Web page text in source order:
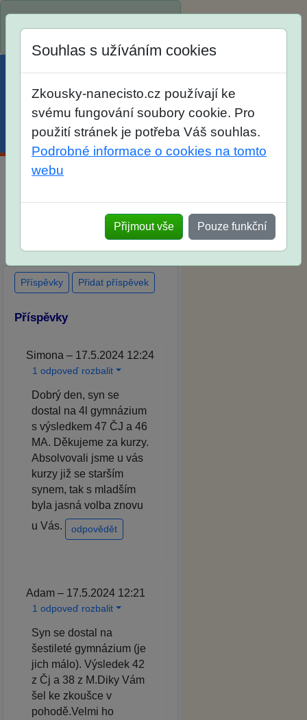
Menu Účet Košík
po skutečných přijímacích
zkouškách
Souhlas s užíváním cookies
Zkousky-nanecisto.cz používají ke
svému fungování soubory cookie. Pro
použití stránek je potřeba Váš souhlas.
Podrobné informace o cookies na tomto
webu
Přijmout vše Pouze funkční
Příspěvky Přidat příspěvek
Příspěvky
Simona – 17.5.2024 12:24
1 odpoveď rozbalit
Dobrý den, syn se
dostal na 4l gymnázium
s výsledkem 47 ČJ a 46
MA. Děkujeme za kurzy.
Absolvovali jsme u vás
kurzy již se starším
synem, tak s mladším
byla jasná volba znovu
u Vás.
odpovědět
Adam – 17.5.2024 12:21
1 odpoveď rozbalit
Syn se dostal na
šestileté gymnázium (je
jich málo). Výsledek 42
z Čj a 38 z M.Diky Vám
šel ke zkoušce v
pohodě.Velmi ho